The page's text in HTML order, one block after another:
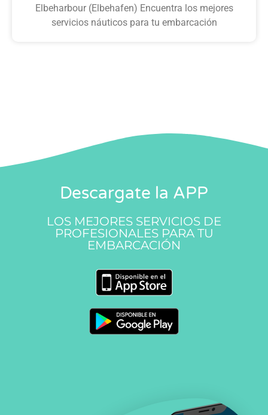
Elbeharbour (Elbehafen) Encuentra los mejores
servicios náuticos para tu embarcación
Descargate la APP
LOS MEJORES SERVICIOS DE
PROFESIONALES PARA TU
EMBARCACIÓN